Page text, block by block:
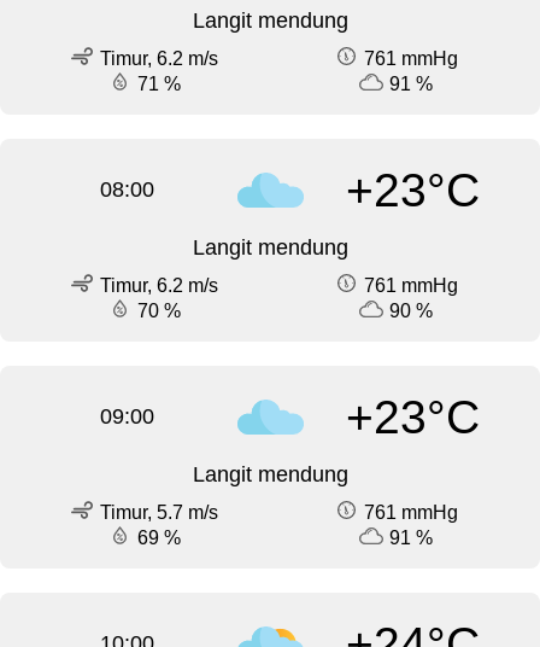
Langit mendung
Timur, 6.2 m/s
761 mmHg
71 %
91 %
08:00 +23°C
Langit mendung
Timur, 6.2 m/s
761 mmHg
70 %
90 %
09:00 +23°C
Langit mendung
Timur, 5.7 m/s
761 mmHg
69 %
91 %